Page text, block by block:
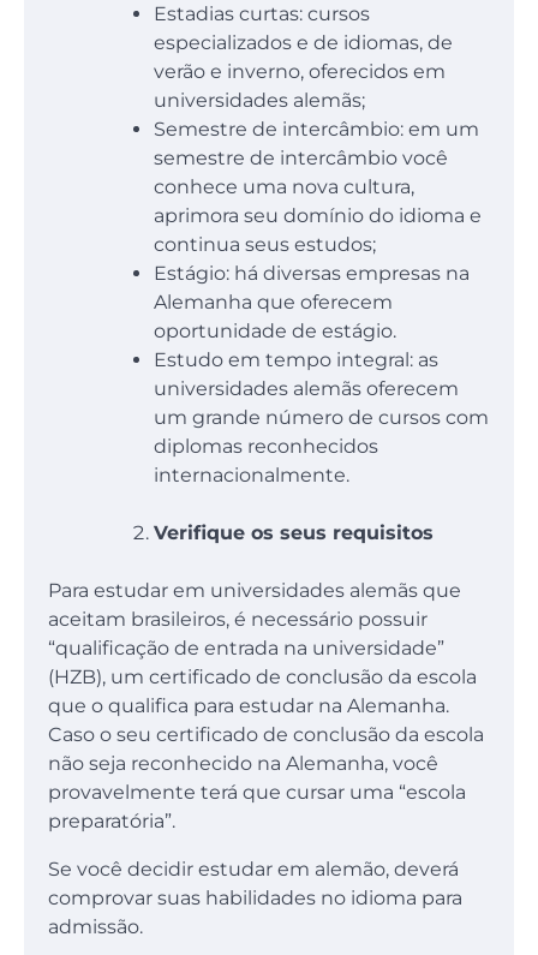
Estadias curtas: cursos
especializados e de idiomas, de
verão e inverno, oferecidos em
universidades alemãs;
Semestre de intercâmbio: em um
semestre de intercâmbio você
conhece uma nova cultura,
aprimora seu domínio do idioma e
continua seus estudos;
Estágio: há diversas empresas na
Alemanha que oferecem
oportunidade de estágio.
Estudo em tempo integral: as
universidades alemãs oferecem
um grande número de cursos com
diplomas reconhecidos
internacionalmente.
Verifique os seus requisitos
Para estudar em universidades alemãs que
aceitam brasileiros, é necessário possuir
“qualificação de entrada na universidade”
(HZB), um certificado de conclusão da escola
que o qualifica para estudar na Alemanha.
Caso o seu certificado de conclusão da escola
não seja reconhecido na Alemanha, você
provavelmente terá que cursar uma “escola
preparatória”.
Se você decidir estudar em alemão, deverá
comprovar suas habilidades no idioma para
admissão.